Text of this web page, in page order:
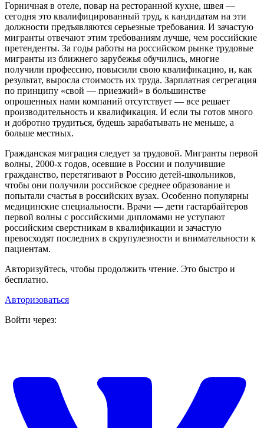
Горничная в отеле, повар на ресторанной кухне, швея —
сегодня это квалифицированный труд, к кандидатам на эти
должности предъявляются серьезные требования. И зачастую
мигранты отвечают этим требованиям лучше, чем российские
претенденты. За годы работы на российском рынке трудовые
мигранты из ближнего зарубежья обучились, многие
получили профессию, повысили свою квалификацию, и, как
результат, выросла стоимость их труда. Зарплатная сегрегация
по принципу «свой — приезжий» в большинстве
опрошенных нами компаний отсутствует — все решает
производительность и квалификация. И если ты готов много
и добротно трудиться, будешь зарабатывать не меньше, а
больше местных.
Гражданская миграция следует за трудовой. Мигранты первой
волны, 2000-х годов, осевшие в России и получившие
гражданство, перетягивают в Россию детей-школьников,
чтобы они получили российское среднее образование и
попытали счастья в российских вузах. Особенно популярны
медицинские специальности. Врачи — дети гастарбайтеров
первой волны с российскими дипломами не уступают
российским сверстникам в квалификации и зачастую
превосходят последних в скрупулезности и внимательности к
пациентам.
Авторизуйтесь, чтобы продолжить чтение. Это быстро и
бесплатно.
Авторизоваться
Войти через: